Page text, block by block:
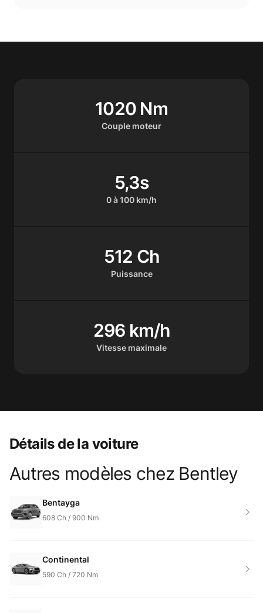
Couple moteur
1020 Nm
0 à 100 km/h
5,3s
Puissance
512 Ch
Vitesse maximale
296 km/h
Détails de la voiture
Product information
Autres modèles chez Bentley
Bentayga
608 Ch / 900 Nm
Continental
590 Ch / 720 Nm